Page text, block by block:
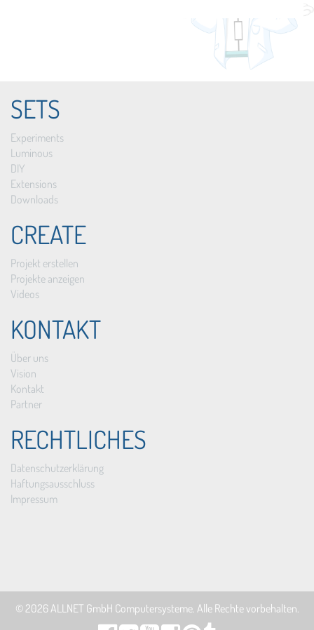
SETS
Experiments
Luminous
DIY
Extensions
Downloads
CREATE
Projekt erstellen
Projekte anzeigen
Videos
KONTAKT
Über uns
Vision
Kontakt
Partner
RECHTLICHES
Datenschutzerklärung
Haftungsausschluss
Impressum
© 2026ALLNET GmbH Computersysteme. Alle Rechte vorbehalten.